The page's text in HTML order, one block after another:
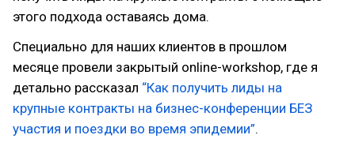
этого подхода оставаясь дома.
Специально для наших клиентов в прошлом
месяце провели закрытый online-workshop, где я
детально рассказал “Как получить лиды на
крупные контракты на бизнес-конференции БЕЗ
участия и поездки во время эпидемии”.